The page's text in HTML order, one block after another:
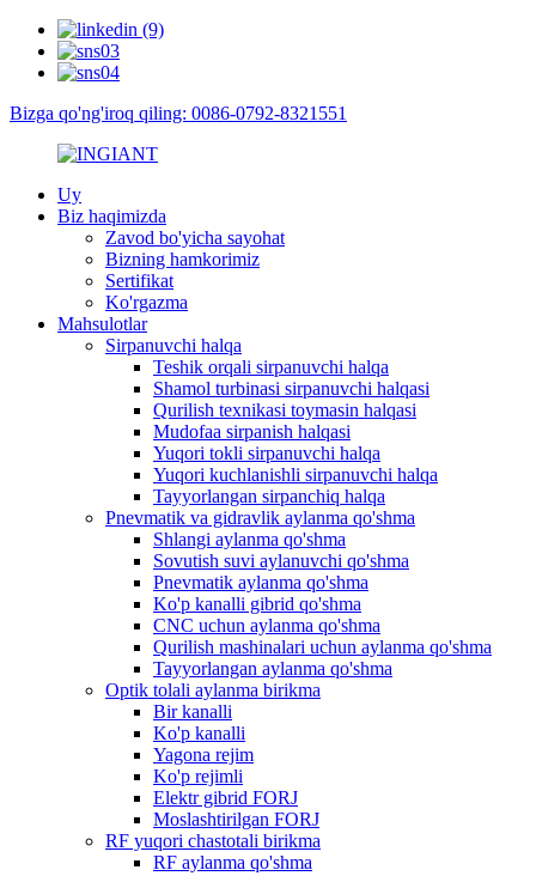
Bizga qo'ng'iroq qiling: 0086-0792-8321551
Uy
Biz haqimizda
Zavod bo'yicha sayohat
Bizning hamkorimiz
Sertifikat
Ko'rgazma
Mahsulotlar
Sirpanuvchi halqa
Teshik orqali sirpanuvchi halqa
Shamol turbinasi sirpanuvchi halqasi
Qurilish texnikasi toymasin halqasi
Mudofaa sirpanish halqasi
Yuqori tokli sirpanuvchi halqa
Yuqori kuchlanishli sirpanuvchi halqa
Tayyorlangan sirpanchiq halqa
Pnevmatik va gidravlik aylanma qo'shma
Shlangi aylanma qo'shma
Sovutish suvi aylanuvchi qo'shma
Pnevmatik aylanma qo'shma
Ko'p kanalli gibrid qo'shma
CNC uchun aylanma qo'shma
Qurilish mashinalari uchun aylanma qo'shma
Tayyorlangan aylanma qo'shma
Optik tolali aylanma birikma
Bir kanalli
Ko'p kanalli
Yagona rejim
Ko'p rejimli
Elektr gibrid FORJ
Moslashtirilgan FORJ
RF yuqori chastotali birikma
RF aylanma qo'shma